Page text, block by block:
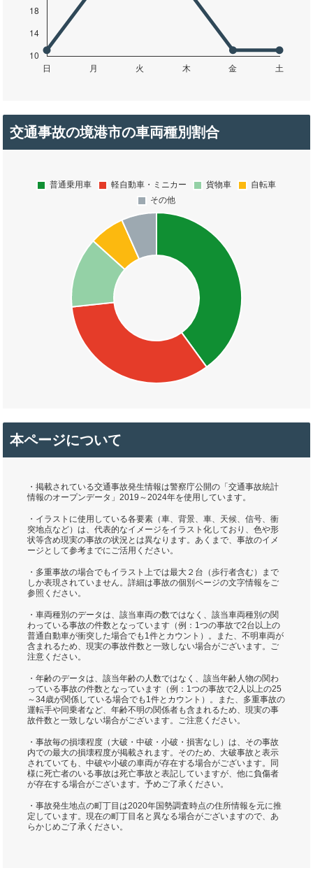
交通事故の境港市の車両種別割合
本ページについて
・掲載されている交通事故発生情報は警察庁公開の「交通事故統計
情報のオープンデータ」2019～2024年を使用しています。
・イラストに使用している各要素（車、背景、車、天候、信号、衝
突地点など）は、代表的なイメージをイラスト化しており、色や形
状等含め現実の事故の状況とは異なります。あくまで、事故のイメ
ージとして参考までにご活用ください。
・多重事故の場合でもイラスト上では最大２台（歩行者含む）まで
しか表現されていません。詳細は事故の個別ページの文字情報をご
参照ください。
・車両種別のデータは、該当車両の数ではなく、該当車両種別の関
わっている事故の件数となっています（例：1つの事故で2台以上の
普通自動車が衝突した場合でも1件とカウント）。また、不明車両が
含まれるため、現実の事故件数と一致しない場合がございます。ご
注意ください。
・年齢のデータは、該当年齢の人数ではなく、該当年齢人物の関わ
っている事故の件数となっています（例：1つの事故で2人以上の25
～34歳が関係している場合でも1件とカウント）。また、多重事故の
運転手や同乗者など、年齢不明の関係者も含まれるため、現実の事
故件数と一致しない場合がございます。ご注意ください。
・事故毎の損壊程度（大破・中破・小破・損害なし）は、その事故
内での最大の損壊程度が掲載されます。そのため、大破事故と表示
されていても、中破や小破の車両が存在する場合がございます。同
様に死亡者のいる事故は死亡事故と表記していますが、他に負傷者
が存在する場合がございます。予めご了承ください。
・事故発生地点の町丁目は2020年国勢調査時点の住所情報を元に推
定しています。現在の町丁目名と異なる場合がございますので、あ
らかじめご了承ください。